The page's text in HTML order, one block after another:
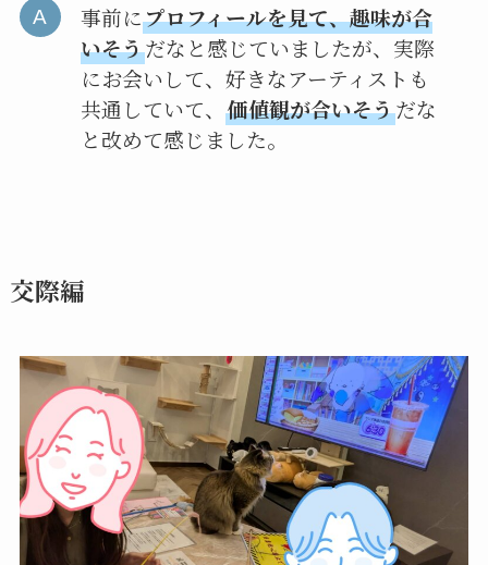
事前にプロフィールを見て、趣味が合
いそうだなと感じていましたが、実際
にお会いして、好きなアーティストも
共通していて、価値観が合いそうだな
と改めて感じました。
交際編